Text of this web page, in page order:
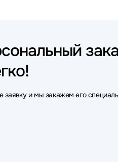
заявку и мы закажем его